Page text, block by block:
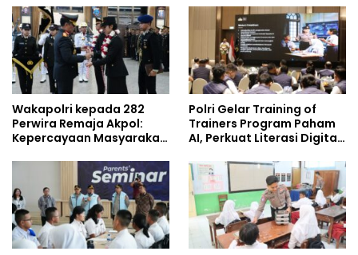
Umrah
Policing Masuki Babak
Wakapolri kepada 282
Perwira Remaja Akpol:
Kepercayaan Masyarakat
Polri Gelar Training of
Trainers Program Paham
AI, Perkuat Literasi Digital